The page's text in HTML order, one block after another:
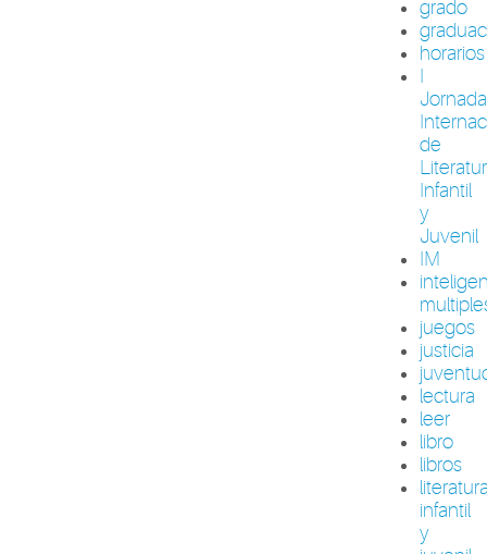
grado
horarios
I
de
Infantil
y
Juvenil
IM
juegos
justicia
lectura
leer
libro
libros
infantil
y